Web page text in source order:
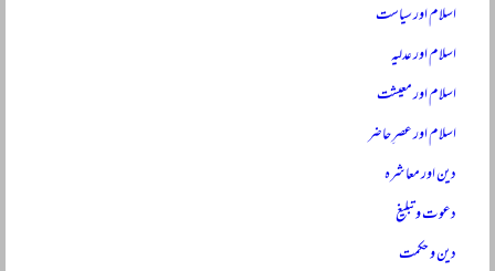
اسلام اور سیاست
اسلام اور عدلیہ
اسلام اور معیشت
اسلام اور عصرِ حاضر
دین اور معاشرہ
دعوت و تبلیغ
دین و حکمت